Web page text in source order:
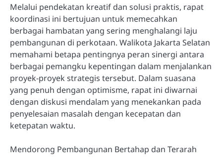
Melalui pendekatan kreatif dan solusi praktis, rapat
koordinasi ini bertujuan untuk memecahkan
berbagai hambatan yang sering menghalangi laju
pembangunan di perkotaan. Walikota Jakarta Selatan
memahami betapa pentingnya peran sinergi antara
berbagai pemangku kepentingan dalam menjalankan
proyek-proyek strategis tersebut. Dalam suasana
yang penuh dengan optimisme, rapat ini diwarnai
dengan diskusi mendalam yang menekankan pada
penyelesaian masalah dengan kecepatan dan
ketepatan waktu.
Mendorong Pembangunan Bertahap dan Terarah